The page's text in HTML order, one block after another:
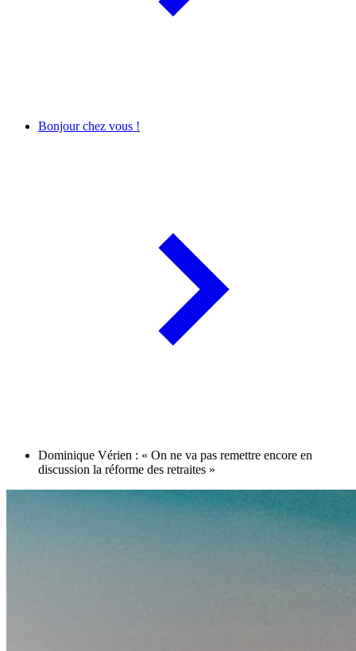
Bonjour chez vous !
Dominique Vérien : « On ne va pas remettre encore en
discussion la réforme des retraites »